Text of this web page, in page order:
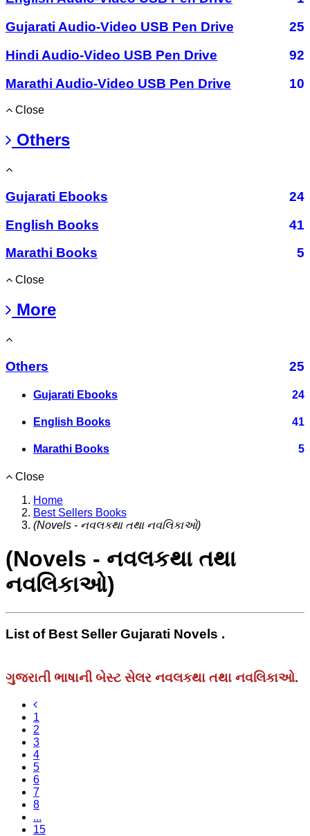
Gujarati Audio-Video USB Pen Drive
25
Hindi Audio-Video USB Pen Drive
92
Marathi Audio-Video USB Pen Drive
10
Close
Others
Gujarati Ebooks
24
English Books
41
Marathi Books
5
Close
More
Others 25
Gujarati Ebooks 24
English Books 41
Marathi Books 5
Close
Home
Best Sellers Books
(Novels - નવલકથા તથા નવલિકાઓ)
(Novels - નવલકથા તથા
નવલિકાઓ)
List of Best Seller Gujarati Novels .
ગુજરાતી ભાષાની બેસ્ટ સેલર નવલકથા તથા નવલિકાઓ.
1
2
3
4
5
6
7
8
...
15